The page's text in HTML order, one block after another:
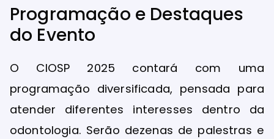
Programação e Destaques
do Evento
O CIOSP 2025 contará com uma
programação diversificada, pensada para
atender diferentes interesses dentro da
odontologia. Serão dezenas de palestras e